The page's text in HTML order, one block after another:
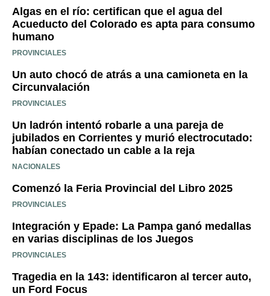
Algas en el río: certifican que el agua del
Acueducto del Colorado es apta para consumo
humano
PROVINCIALES
Un auto chocó de atrás a una camioneta en la
Circunvalación
PROVINCIALES
Un ladrón intentó robarle a una pareja de
jubilados en Corrientes y murió electrocutado:
habían conectado un cable a la reja
NACIONALES
Comenzó la Feria Provincial del Libro 2025
PROVINCIALES
Integración y Epade: La Pampa ganó medallas
en varias disciplinas de los Juegos
PROVINCIALES
Tragedia en la 143: identificaron al tercer auto,
un Ford Focus